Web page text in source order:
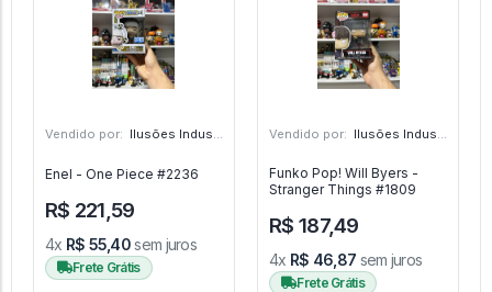
Vendido por: Ilusões Industriais - CE
Enel - One Piece #2236
R$ 221,59
4x R$ 55,40sem juros
Frete Grátis
Vendido por: Ilusões Industriais - CE
Funko Pop! Will Byers -
Stranger Things #1809
R$ 187,49
4x R$ 46,87 sem juros
Frete Grátis